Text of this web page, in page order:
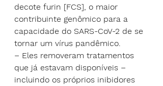
decote furin [FCS], o maior
contribuinte genômico para a
capacidade do SARS-CoV-2 de se
tornar um vírus pandêmico.
– Eles removeram tratamentos
que já estavam disponíveis –
incluindo os próprios inibidores